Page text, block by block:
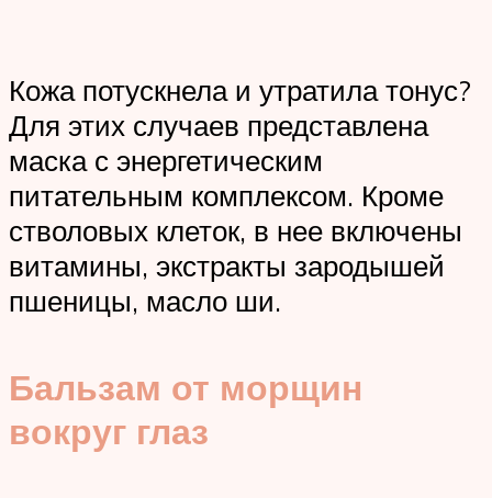
Кожа потускнела и утратила тонус?
Для этих случаев представлена
маска с энергетическим
питательным комплексом. Кроме
стволовых клеток, в нее включены
витамины, экстракты зародышей
пшеницы, масло ши.
Бальзам от морщин
вокруг глаз